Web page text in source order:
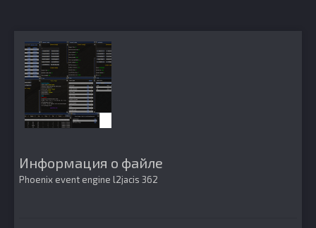
Информация о файле
Phoenix event engine l2jacis 362